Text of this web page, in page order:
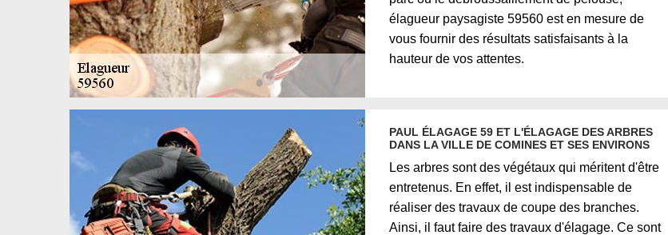
élagueur paysagiste 59560 est en mesure de
vous fournir des résultats satisfaisants à la
hauteur de vos attentes.
PAUL ÉLAGAGE 59 ET L'ÉLAGAGE DES ARBRES
DANS LA VILLE DE COMINES ET SES ENVIRONS
Les arbres sont des végétaux qui méritent d'être
entretenus. En effet, il est indispensable de
réaliser des travaux de coupe des branches.
Ainsi, il faut faire des travaux d'élagage. Ce sont